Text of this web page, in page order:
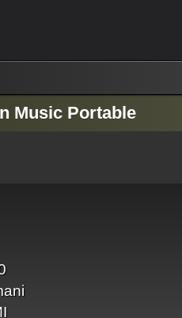
Music Portable